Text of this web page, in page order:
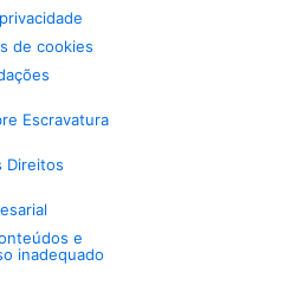
de cookies
Escravatura
Direitos
e
inadequado